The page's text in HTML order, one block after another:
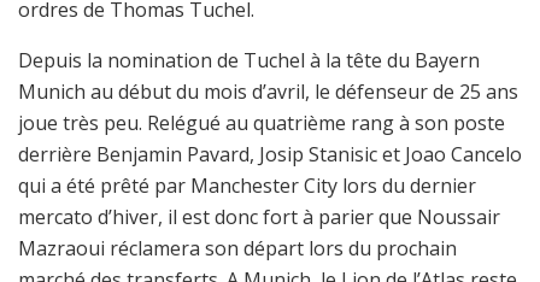
ordres de Thomas Tuchel.
Depuis la nomination de Tuchel à la tête du Bayern
Munich au début du mois d’avril, le défenseur de 25 ans
joue très peu. Relégué au quatrième rang à son poste
derrière Benjamin Pavard, Josip Stanisic et Joao Cancelo
qui a été prêté par Manchester City lors du dernier
mercato d’hiver, il est donc fort à parier que Noussair
Mazraoui réclamera son départ lors du prochain